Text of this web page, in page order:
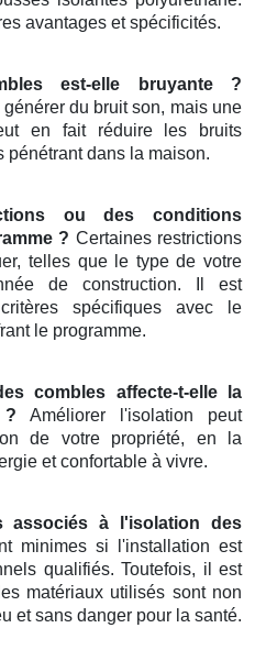
avantages et spécificités.
est-elle bruyante ?
du bruit son, mais une
en fait réduire les bruits
pénétrant dans la maison.
ou des conditions
? Certaines restrictions
telles que le type de votre
de construction. Il est
spécifiques avec le
le programme.
combles affecte-t-elle la
? Améliorer l'isolation peut
de votre propriété, en la
et confortable à vivre.
associés à l'isolation des
minimes si l'installation est
qualifiés. Toutefois, il est
matériaux utilisés sont non
et sans danger pour la santé.